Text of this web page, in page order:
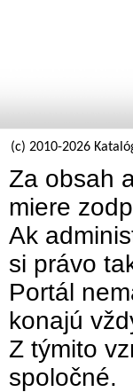
(c) 2010-2026
Za obsah
miere
Ak
si právo
Portál
konajú
Z týmito
spoločné.